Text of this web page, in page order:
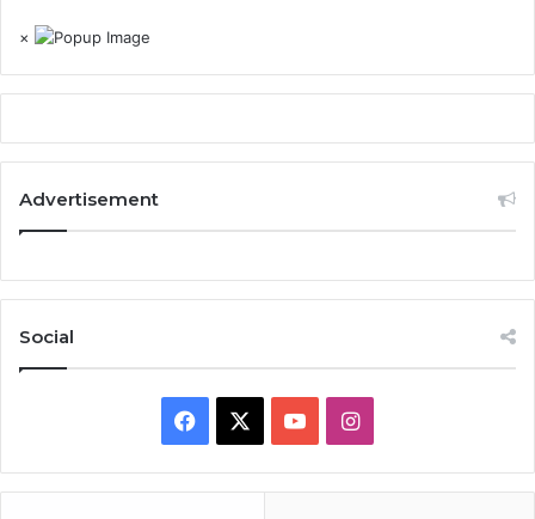
×
Advertisement
Social
Facebook YouTubeInstagram